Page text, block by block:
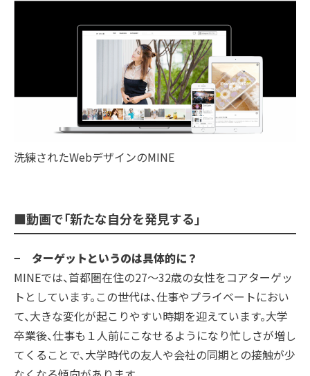
洗練されたWebデザインのMINE
■動画で「新たな自分を発見する」
− ターゲットというのは具体的に？
MINEでは、首都圏在住の27～32歳の女性をコアターゲッ
トとしています。この世代は、仕事やプライベートにおい
て、大きな変化が起こりやすい時期を迎えています。大学
卒業後、仕事も１人前にこなせるようになり忙しさが増し
てくることで、大学時代の友人や会社の同期との接触が少